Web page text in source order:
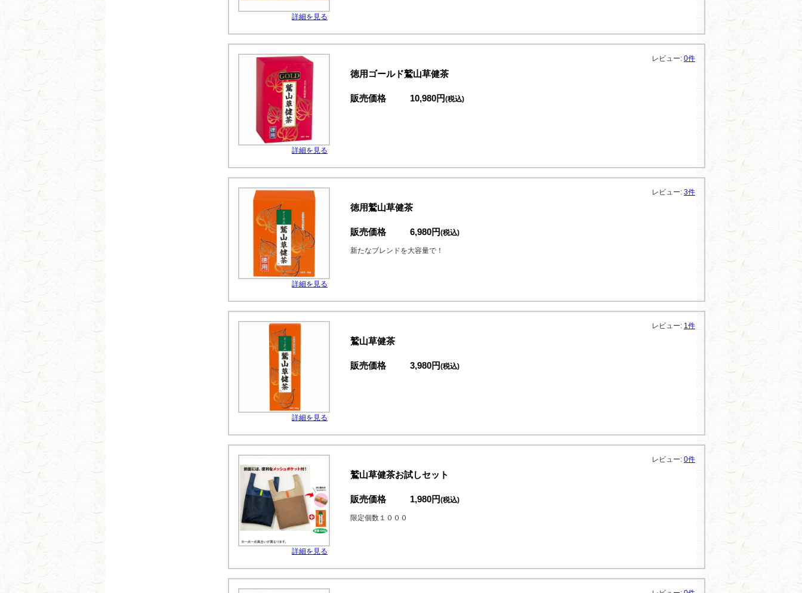
詳細を見る
詳細を見る
レビュー: 0件
徳用ゴールド鷲山草健茶
販売価格 10,980円(税込)
詳細を見る
レビュー: 3件
徳用鷲山草健茶
販売価格 6,980円(税込)
新たなブレンドを大容量で！
詳細を見る
レビュー: 1件
鷲山草健茶
販売価格 3,980円(税込)
詳細を見る
レビュー: 0件
鷲山草健茶お試しセット
販売価格 1,980円(税込)
限定個数１０００